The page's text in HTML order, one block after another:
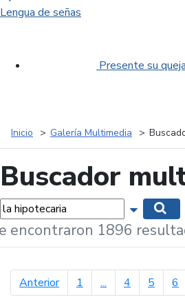
Lengua de señas
Presente su queja
Inicio Galería Multimedia
Buscador
Mostrar
encontraron 1896
Anteriorpágina anterior
1 ... 4 5 6